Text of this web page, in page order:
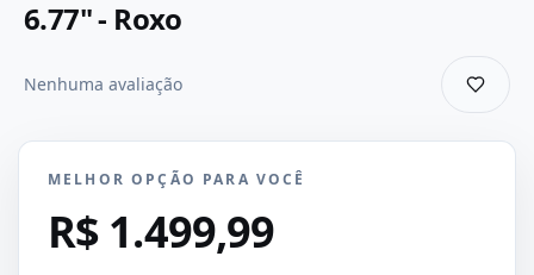
6.77" - Roxo
Nenhuma avaliação
MELHOR OPÇÃO PARA VOCÊ
R$ 1.499,99